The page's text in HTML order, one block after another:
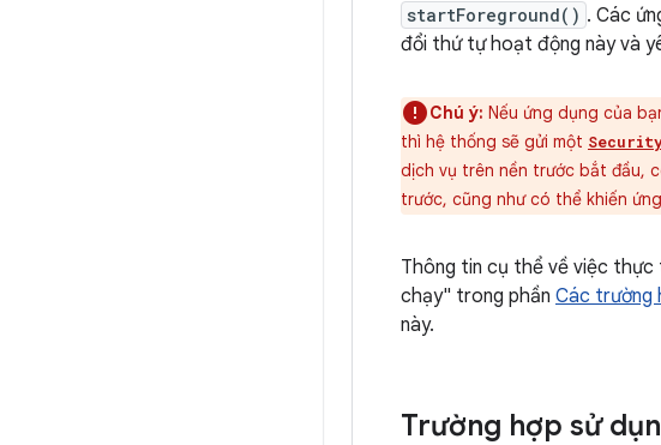
startForeground() . Các
đổi thứ tự hoạt động này và
Chú ý: Nếu ứng dụng của
thì hệ thống sẽ gửi một
dịch vụ trên nền trước bắt đầu,
trước, cũng như có thể khiến
Thông tin cụ thể về việc thực
chạy" trong phần Các trường
này.
Trường hợp sử